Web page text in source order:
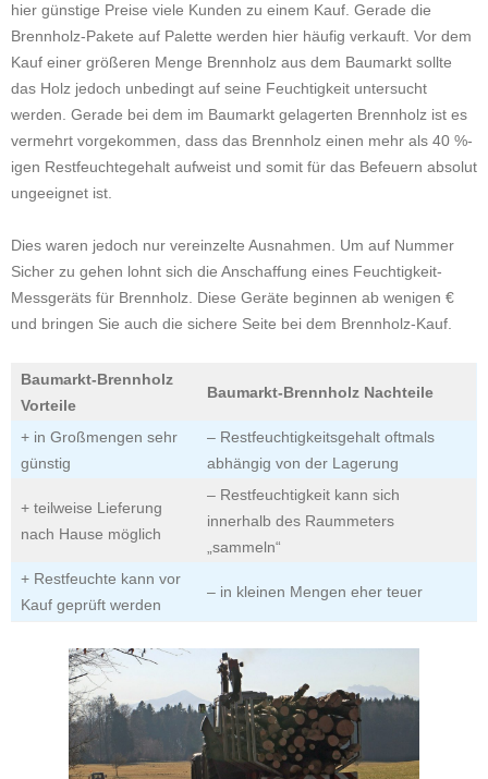
hier günstige Preise viele Kunden zu einem Kauf. Gerade die
Brennholz-Pakete auf Palette werden hier häufig verkauft. Vor dem
Kauf einer größeren Menge Brennholz aus dem Baumarkt sollte
das Holz jedoch unbedingt auf seine Feuchtigkeit untersucht
werden. Gerade bei dem im Baumarkt gelagerten Brennholz ist es
vermehrt vorgekommen, dass das Brennholz einen mehr als 40 %-
igen Restfeuchtegehalt aufweist und somit für das Befeuern absolut
ungeeignet ist.
Dies waren jedoch nur vereinzelte Ausnahmen. Um auf Nummer
Sicher zu gehen lohnt sich die Anschaffung eines Feuchtigkeit-
Messgeräts für Brennholz. Diese Geräte beginnen ab wenigen €
und bringen Sie auch die sichere Seite bei dem Brennholz-Kauf.
Baumarkt-Brennholz
Vorteile
Baumarkt-Brennholz Nachteile
+ in Großmengen sehr
günstig
– Restfeuchtigkeitsgehalt oftmals
abhängig von der Lagerung
+ teilweise Lieferung
nach Hause möglich
– Restfeuchtigkeit kann sich
innerhalb des Raummeters
„sammeln“
+ Restfeuchte kann vor
Kauf geprüft werden
– in kleinen Mengen eher teuer